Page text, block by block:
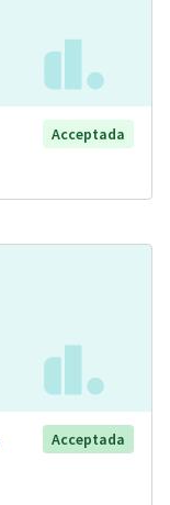
Acceptada
Acceptada